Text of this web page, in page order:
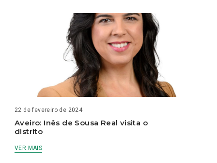
22 de fevereiro de 2024
Aveiro: Inês de Sousa Real visita o
distrito
VER MAIS